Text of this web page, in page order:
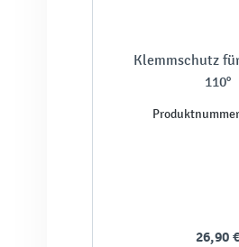
Klemmschutz
110°
26,90